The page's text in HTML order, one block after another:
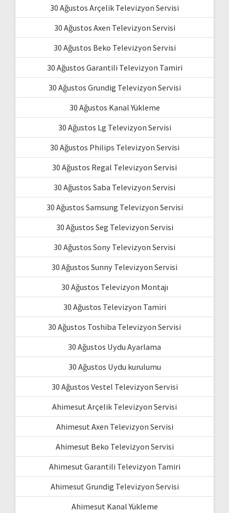
30 Ağustos Arçelik Televizyon Servisi
30 Ağustos Axen Televizyon Servisi
30 Ağustos Beko Televizyon Servisi
30 Ağustos Garantili Televizyon Tamiri
30 Ağustos Grundig Televizyon Servisi
30 Ağustos Kanal Yükleme
30 Ağustos Lg Televizyon Servisi
30 Ağustos Philips Televizyon Servisi
30 Ağustos Regal Televizyon Servisi
30 Ağustos Saba Televizyon Servisi
30 Ağustos Samsung Televizyon Servisi
30 Ağustos Seg Televizyon Servisi
30 Ağustos Sony Televizyon Servisi
30 Ağustos Sunny Televizyon Servisi
30 Ağustos Televizyon Montajı
30 Ağustos Televizyon Tamiri
30 Ağustos Toshiba Televizyon Servisi
30 Ağustos Uydu Ayarlama
30 Ağustos Uydu kurulumu
30 Ağustos Vestel Televizyon Servisi
Ahimesut Arçelik Televizyon Servisi
Ahimesut Axen Televizyon Servisi
Ahimesut Beko Televizyon Servisi
Ahimesut Garantili Televizyon Tamiri
Ahimesut Grundig Televizyon Servisi
Ahimesut Kanal Yükleme